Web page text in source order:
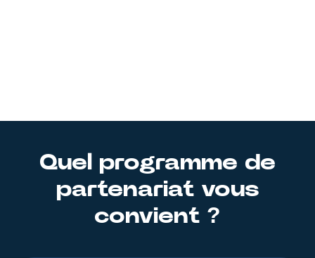
Quel programme de
partenariat vous
convient ?